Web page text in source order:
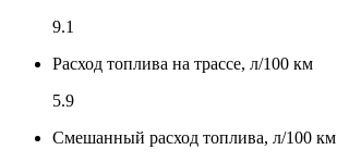
9.1
Расход топлива на трассе, л/100 км
5.9
Смешанный расход топлива, л/100 км